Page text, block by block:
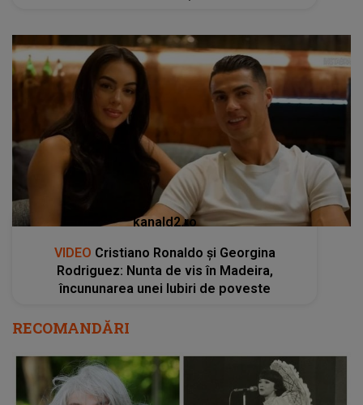
kanald2.ro
VIDEO Cristiano Ronaldo și Georgina
Rodriguez: Nunta de vis în Madeira,
încununarea unei Iubiri de poveste
RECOMANDĂRI